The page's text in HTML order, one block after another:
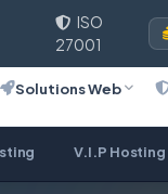
ISO
27001
Solutions Web
V.I.P Hosting